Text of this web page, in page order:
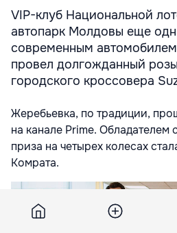
VIP-клуб Национальной
автопарк Молдовы еще
современным
провел долгожданный
городского кроссовера
Жеребьевка, по традиции,
на канале Prime.
приза на четырех колесах
Комрата.